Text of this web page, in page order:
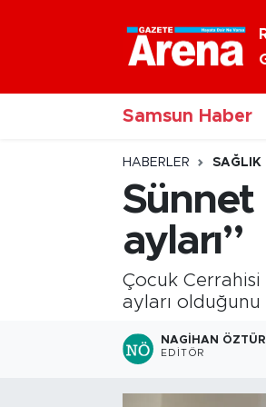
Samsun Haber
HABERLER SAĞLIK
Sünnet
ayları”
Çocuk
ayları
NAGIHAN
EDITÖR
Nöbetçi Eczaneler
Hava Durumu
Samsun Namaz Vakitleri
Trafik Durumu
Süper Lig Puan Durumu ve
Tüm Manşetler
Son Dakika Haberleri
Haber Arşivi